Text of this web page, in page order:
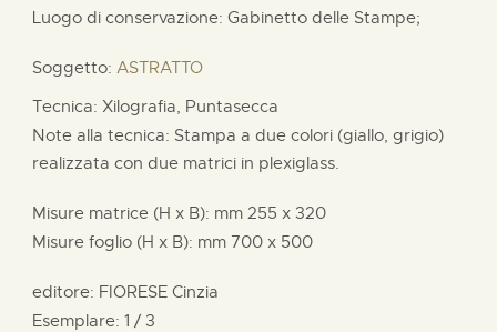
Luogo di conservazione: Gabinetto delle Stampe;
Soggetto: ASTRATTO
Tecnica: Xilografia, Puntasecca
Note alla tecnica: Stampa a due colori (giallo, grigio)
realizzata con due matrici in plexiglass.
Misure matrice (H x B): mm 255 x 320
Misure foglio (H x B): mm 700 x 500
editore: FIORESE Cinzia
Esemplare: 1 / 3